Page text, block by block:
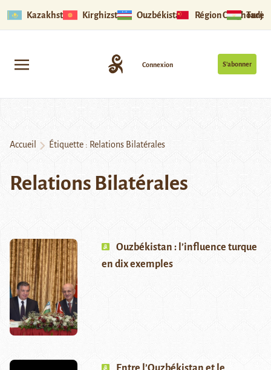
Kazakhstan Kirghizstan Ouzbékistan Région Ouïghoure
S’abonner
Connexion
Accueil Étiquette : Relations Bilatérales
Relations Bilatérales
Ouzbékistan : l’influence turque
en dix exemples